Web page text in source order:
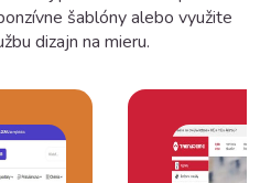
šablóny alebo využite
dizajn na mieru.